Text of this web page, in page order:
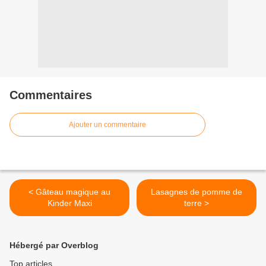
Commentaires
Ajouter un commentaire
< Gâteau magique au
Kinder Maxi
Lasagnes de pomme de
terre >
Hébergé par Overblog
Top articles